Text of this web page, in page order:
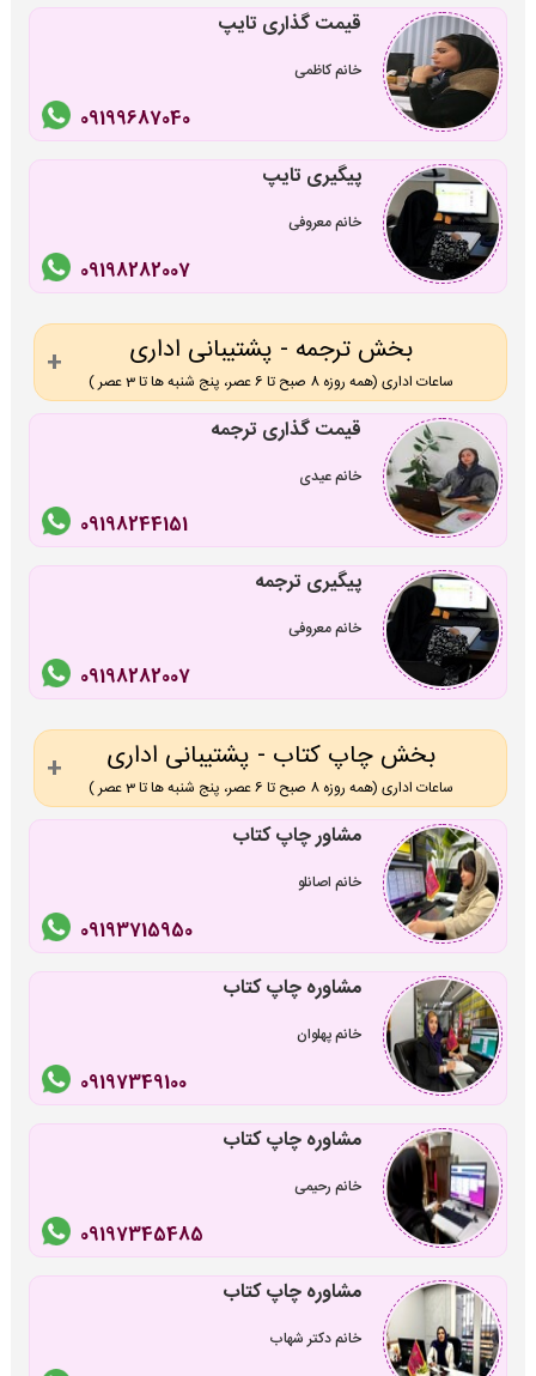
قیمت گذاری تایپ
خانم کاظمی
09199687040
پیگیری تایپ
خانم معروفی
09198282007
بخش ترجمه - پشتیبانی اداری
ساعات اداری (همه روزه 8 صبح تا 6 عصر، پنج شنبه ها تا 3 عصر )
قیمت گذاری ترجمه
خانم عیدی
09198244151
پیگیری ترجمه
خانم معروفی
09198282007
بخش چاپ کتاب - پشتیبانی اداری
ساعات اداری (همه روزه 8 صبح تا 6 عصر، پنج شنبه ها تا 3 عصر )
مشاور چاپ کتاب
خانم اصانلو
09193715950
مشاوره چاپ کتاب
خانم پهلوان
09197349100
مشاوره چاپ کتاب
خانم رحیمی
09197345485
مشاوره چاپ کتاب
خانم دکتر شهاب